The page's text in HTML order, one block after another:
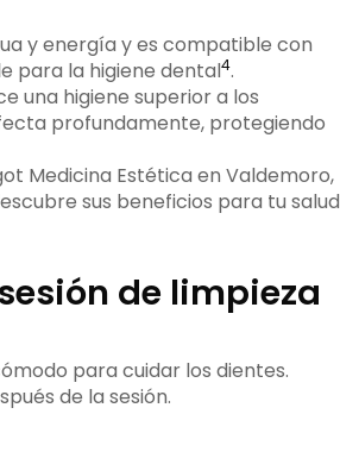
y energía y es compatible con
para la higiene dental4.
una higiene superior a los
profundamente, protegiendo
Medicina Estética en Valdemoro,
sus beneficios para tu salud
de limpieza
para cuidar los dientes.
de la sesión.